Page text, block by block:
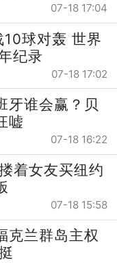
07-18 17:04
球对轰 世界
纪录
07-18 17:02
牙谁会赢？贝
嘘
07-18 16:22
着女友买纽约
07-18 15:58
克兰群岛主权